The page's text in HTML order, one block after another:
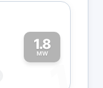
1.8
MW